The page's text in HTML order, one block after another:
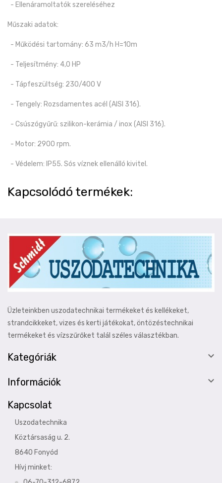
- Ellenáramoltatók szereléséhez
Műszaki adatok:
- Működési tartomány: 63 m3/h H=10m
- Teljesítmény: 4,0 HP
- Tápfeszültség: 230/400 V
- Tengely: Rozsdamentes acél (AISI 316).
- Csúszógyűrű: szilikon-kerámia / inox (AISI 316).
- Motor: 2900 rpm.
- Védelem: IP55. Sós víznek ellenálló kivitel.
Kapcsolódó termékek:
Üzleteinkben uszodatechnikai termékeket és kellékeket,
strandcikkeket, vizes és kerti játékokat, öntözéstechnikai
termékeket és vízszűrőket talál széles választékban.
Kategóriák 
Információk

Kapcsolat
Uszodatechnika
Köztársaság u. 2.
8640 Fonyód
Hívj minket: